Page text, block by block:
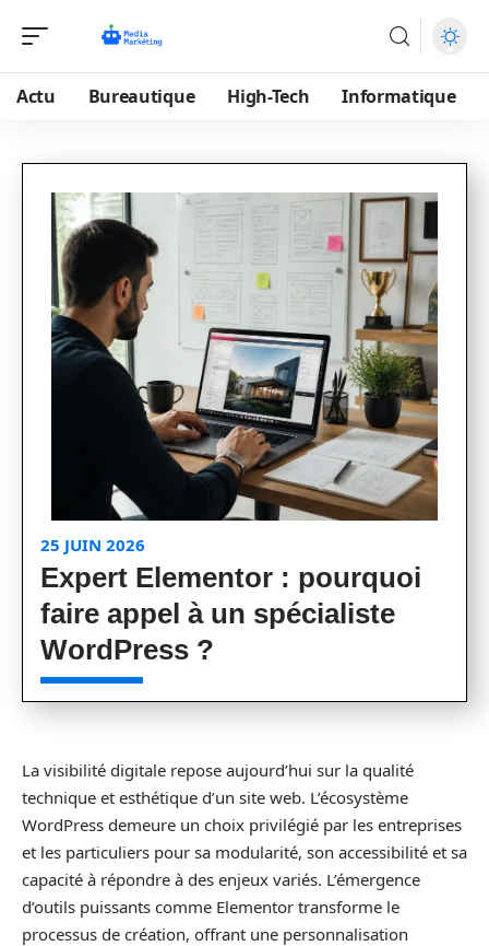
Actu Bureautique High-Tech Informatique
25 JUIN 2026
Expert Elementor : pourquoi
faire appel à un spécialiste
WordPress ?
La visibilité digitale repose aujourd’hui sur la qualité
technique et esthétique d’un site web. L’écosystème
WordPress demeure un choix privilégié par les entreprises
et les particuliers pour sa modularité, son accessibilité et sa
capacité à répondre à des enjeux variés. L’émergence
d’outils puissants comme Elementor transforme le
processus de création, offrant une personnalisation